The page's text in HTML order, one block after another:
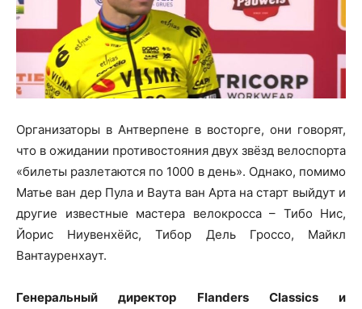
Организаторы в Антверпене в восторге, они говорят,
что в ожидании противостояния двух звёзд велоспорта
«билеты разлетаются по 1000 в день». Однако, помимо
Матье ван дер Пула и Ваута ван Арта на старт выйдут и
другие известные мастера велокросса – Тибо Нис,
Йорис Ниувенхёйс, Тибор Дель Гроссо, Майкл
Вантауренхаут.
Генеральный директор Flanders Classics и